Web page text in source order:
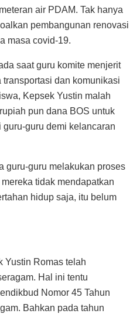
air PDAM. Tak hanya
pembangunan renovasi
masa covid-19.
saat guru komite menjerit
dan komunikasi
Kepsek Yustin malah
pun dana BOS untuk
guru demi kelancaran
guru-guru melakukan proses
tidak mendapatkan
hidup saja, itu belum
Yustin Romas telah
Hal ini tentu
Nomor 45 Tahun
Bahkan pada tahun